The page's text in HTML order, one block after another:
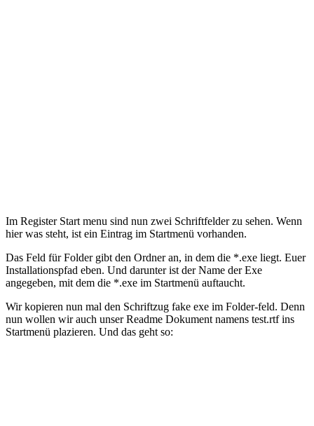
Im Register Start menu sind nun zwei Schriftfelder zu sehen. Wenn
hier was steht, ist ein Eintrag im Startmenü vorhanden.
Das Feld für Folder gibt den Ordner an, in dem die *.exe liegt. Euer
Installationspfad eben. Und darunter ist der Name der Exe
angegeben, mit dem die *.exe im Startmenü auftaucht.
Wir kopieren nun mal den Schriftzug fake exe im Folder-feld. Denn
nun wollen wir auch unser Readme Dokument namens test.rtf ins
Startmenü plazieren. Und das geht so: